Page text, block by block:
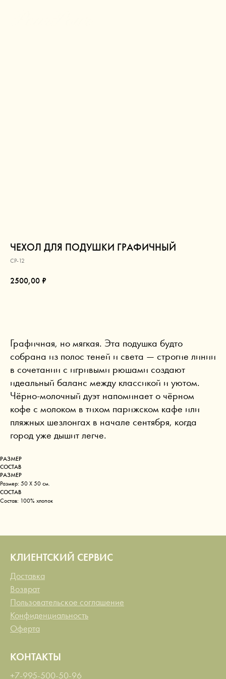
ЧЕХОЛ ДЛЯ ПОДУШКИ ГРАФИЧНЫЙ
CP-12
2500,00 ₽
Графичная, но мягкая. Эта подушка будто
собрана из полос теней и света — строгие линии
в сочетании с игривыми рюшами создают
идеальный баланс между классикой и уютом.
Чёрно-молочный дуэт напоминает о чёрном
кофе с молоком в тихом парижском кафе или
пляжных шезлонгах в начале сентября, когда
город уже дышит легче.
РАЗМЕР
СОСТАВ
РАЗМЕР
Размер: 50 Х 50 см.
СОСТАВ
Состав: 100% хлопок
КЛИЕНТСКИЙ СЕРВИС
Доставка
Возврат
Пользовательское соглашение
Конфиденциальность
Оферта
КОНТАКТЫ
+7-995-500-50-96